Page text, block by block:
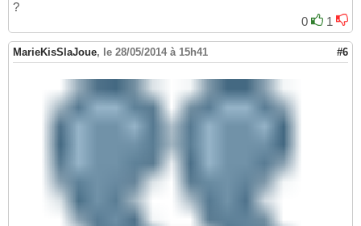
?
0
1
MarieKisSlaJoue, le 28/05/2014 à 15h41 #6